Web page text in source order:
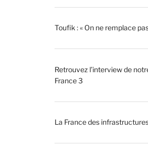
Toufik : « On ne remplace
Retrouvez l’interview de
France 3
La France des